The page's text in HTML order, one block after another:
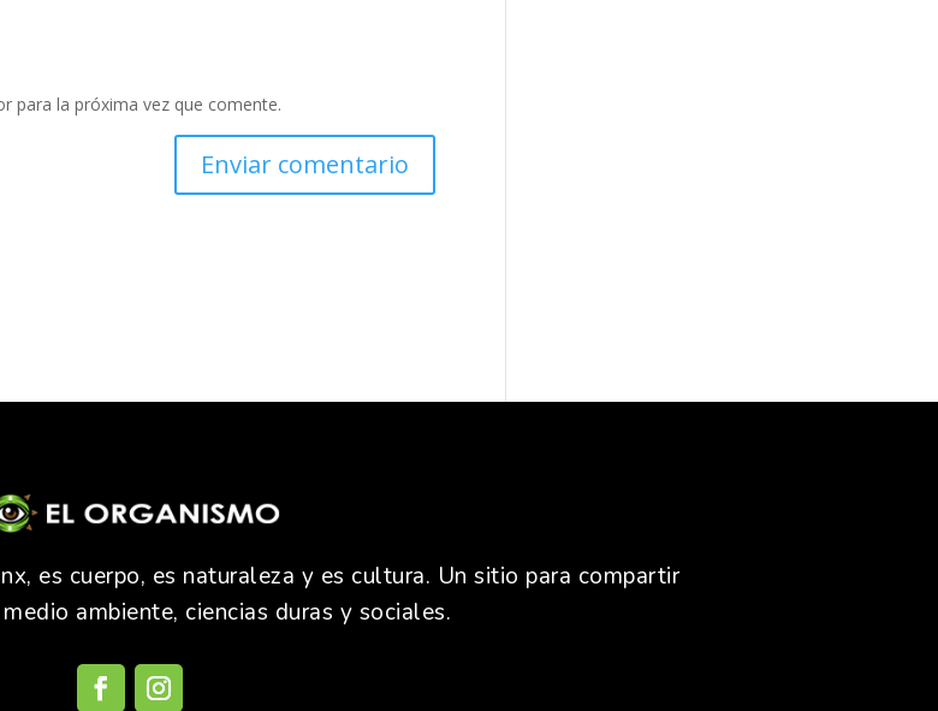
para la próxima vez que comente.
es cuerpo, es naturaleza y es cultura. Un sitio para compartir
ambiente, ciencias duras y sociales.